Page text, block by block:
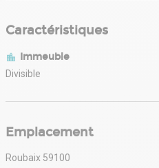
Caractéristiques
Immeuble
Divisible
Emplacement
Roubaix 59100